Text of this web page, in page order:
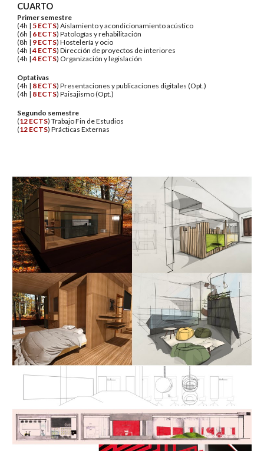
CUARTO
Primer semestre
(4h | 5 ECTS) Aislamiento y acondicionamiento acústico
(6h | 6 ECTS) Patologías y rehabilitación
(8h | 9 ECTS) Hostelería y ocio
(4h |4 ECTS) Dirección de proyectos de interiores
(4h |4 ECTS) Organización y legislación
Optativas
(4h | 8 ECTS) Presentaciones y publicaciones digitales (Opt.)
(4h | 8 ECTS) Paisajismo (Opt.)
Segundo semestre
(12 ECTS)Trabajo Fin de Estudios
(12 ECTS) Prácticas Externas